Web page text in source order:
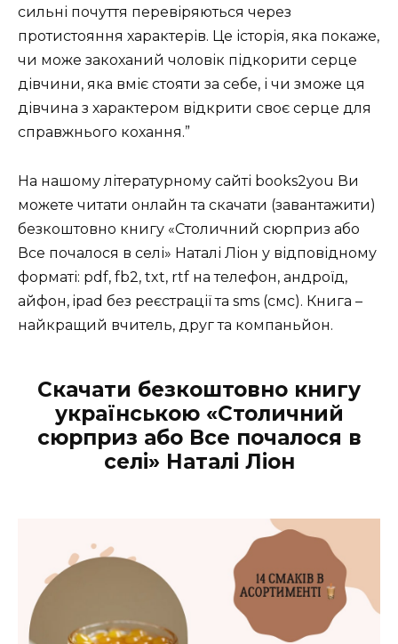
сильні почуття перевіряються через
протистояння характерів. Це історія, яка покаже,
чи може закоханий чоловік підкорити серце
дівчини, яка вміє стояти за себе, і чи зможе ця
дівчина з характером відкрити своє серце для
справжнього кохання.”
На нашому літературному сайті books2you Ви
можете читати онлайн та скачати (завантажити)
безкоштовно книгу «Столичний сюрприз або
Все почалося в селі» Наталі Ліон у відповідному
форматі: pdf, fb2, txt, rtf на телефон, андроїд,
айфон, ipad без реєстрації та sms (смс). Книга –
найкращий вчитель, друг та компаньйон.
Скачати безкоштовно книгу
українською «Столичний
сюрприз або Все почалося в
селі» Наталі Ліон